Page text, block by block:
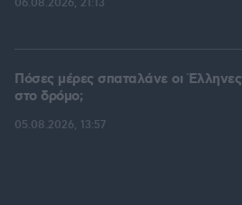
06.08.2026, 21:13
Πόσες μέρες σπαταλάνε οι Έλληνες
στο δρόμο;
05.08.2026, 13:57